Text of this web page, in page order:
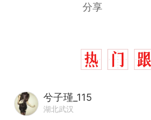
分享
兮子瑾_115
湖北武汉